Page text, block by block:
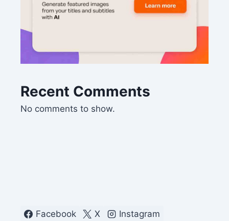
Recent Comments
No comments to show.
Facebook X Instagram